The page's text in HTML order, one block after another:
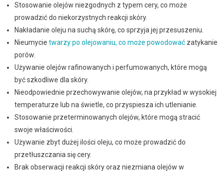
Stosowanie olejów niezgodnych z typem cery, co może
prowadzić do niekorzystnych reakcji skóry.
Nakładanie oleju na suchą skórę, co sprzyja jej przesuszeniu.
Nieumycie twarzy po olejowaniu, co może powodowaćzatykanie
porów.
Używanie olejów rafinowanych i perfumowanych, które mogą
być szkodliwe dla skóry.
Nieodpowiednie przechowywanie olejów, na przykład w wysokiej
temperaturze lub na świetle, co przyspiesza ich utlenianie.
Stosowanie przeterminowanych olejów, które mogą stracić
swoje właściwości.
Używanie zbyt dużej ilości oleju, co może prowadzić do
przetłuszczania się cery.
Brak obserwacji reakcji skóry oraz niezmiana olejów w